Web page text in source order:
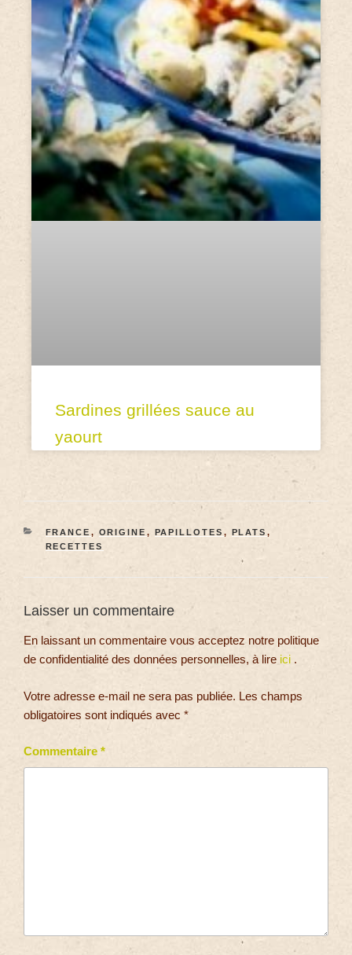
Sardines grillées sauce au
yaourt
FRANCE , ORIGINE , PAPILLOTES , PLATS ,
RECETTES
Laisser un commentaire
En laissant un commentaire vous acceptez notre politique
de confidentialité des données personnelles, à lire ici .
Votre adresse e-mail ne sera pas publiée. Les champs
obligatoires sont indiqués avec *
Commentaire *